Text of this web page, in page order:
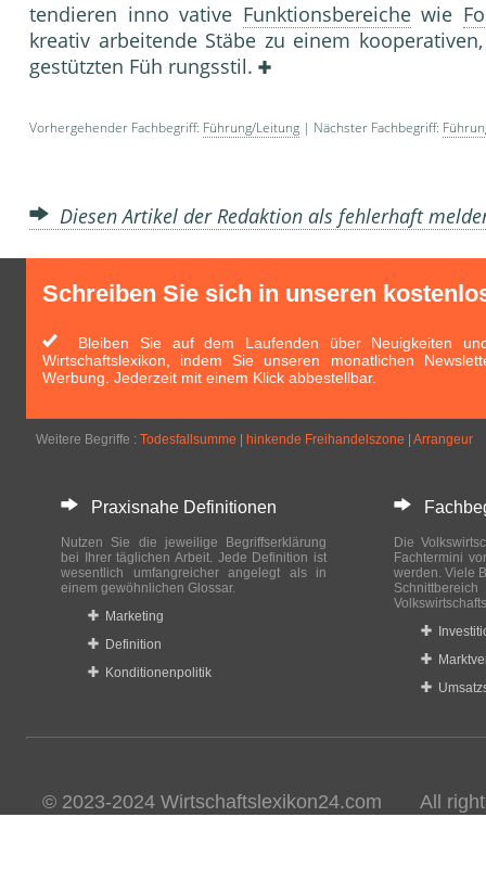
tendieren inno vative Funktionsbereichewie
kreativ arbeitende Stäbe zu einem
gestützten Füh rungsstil.
Vorhergehender Fachbegriff: Führung/Leitung | Nächster Fachbegriff:
Diesen Artikel der Redaktion als fehlerhaft
Schreiben Sie sich in unseren
Bleiben Sie auf dem Laufenden über Neuigkeiten
Wirtschaftslexikon, indem Sie unseren monatlichen
Werbung. Jederzeit mit einem Klick abbestellbar.
Weitere Begriffe : Todesfallsumme hinkende Freihandelszone Arrangeur
Praxisnahe Definitionen
Nutzen Sie die jeweilige Begriffserklärung
bei Ihrer täglichen Arbeit. Jede Definition ist
wesentlich umfangreicher angelegt als in
einem gewöhnlichen Glossar.
Marketing
Definition
Konditionenpolitik
Die
Fachtermini
werden. Viele
© 2023-2024 Wirtschaftslexikon24.com All